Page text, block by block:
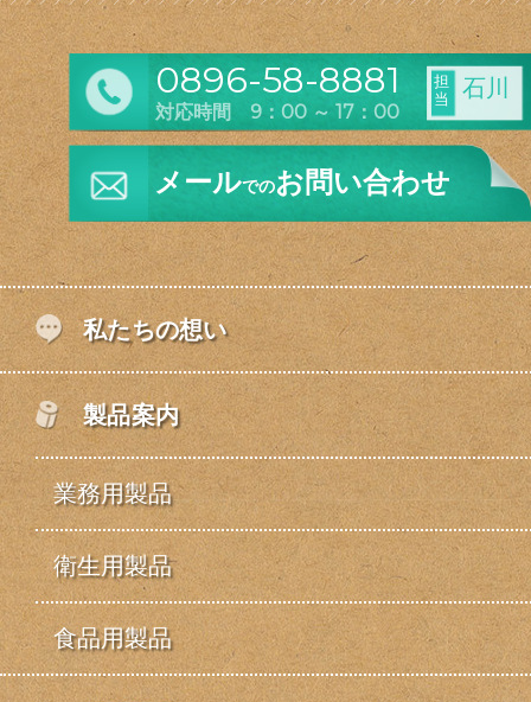
0896-58-8881
対応時間 9：00 ～ 17：00
担
当
石川
メールでのお問い合わせ
私たちの想い
製品案内
業務用製品
衛生用製品
食品用製品